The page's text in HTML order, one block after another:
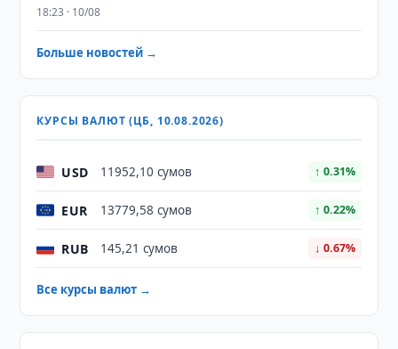
18:23 · 10/08
Больше новостей →
КУРСЫ ВАЛЮТ (ЦБ, 10.08.2026)
USD 11952,10 сумов ↑ 0.31%
EUR 13779,58 сумов ↑ 0.22%
RUB 145,21 сумов ↓ 0.67%
Все курсы валют →